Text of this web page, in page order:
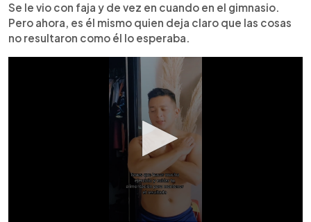
Se le vio con faja y de vez en cuando en el gimnasio.
Pero ahora, es él mismo quien deja claro que las cosas
no resultaron como él lo esperaba.